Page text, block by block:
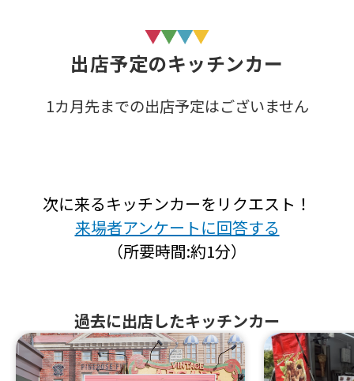
出店予定のキッチンカー
1カ月先までの出店予定はございません
次に来るキッチンカーをリクエスト！
来場者アンケートに回答する
（所要時間:約1分）
過去に出店したキッチンカー